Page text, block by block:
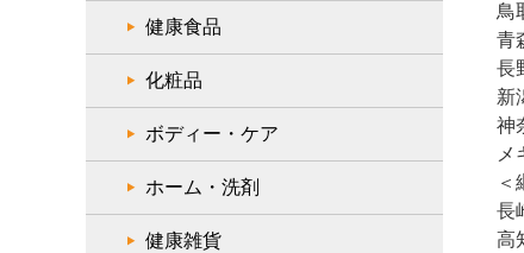
鳥
青
長
新
神
メ
＜
長
高
健康食品
化粧品
ボディー・ケア
ホーム・洗剤
健康雑貨